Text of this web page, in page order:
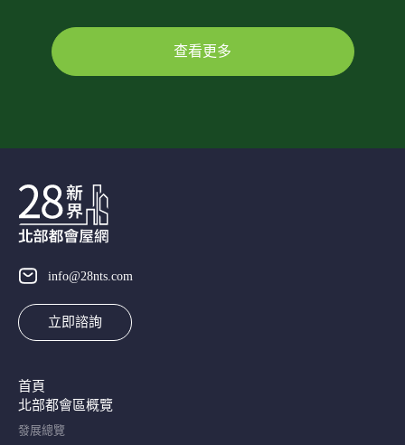
查看更多
info@28nts.com
立即諮詢
首頁
北部都會區概覽​
發展總覽